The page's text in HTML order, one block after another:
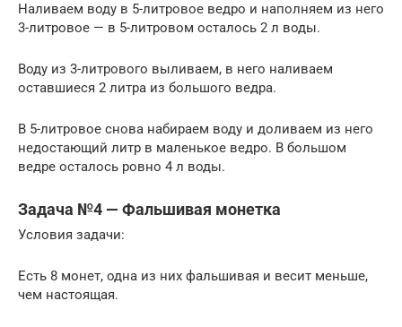
Наливаем воду в 5-литровое ведро и наполняем из него
3-литровое — в 5-литровом осталось 2 л воды.
Воду из 3-литрового выливаем, в него наливаем
оставшиеся 2 литра из большого ведра.
В 5-литровое снова набираем воду и доливаем из него
недостающий литр в маленькое ведро. В большом
ведре осталось ровно 4 л воды.
Задача №4 — Фальшивая монетка
Условия задачи:
Есть 8 монет, одна из них фальшивая и весит меньше,
чем настоящая.